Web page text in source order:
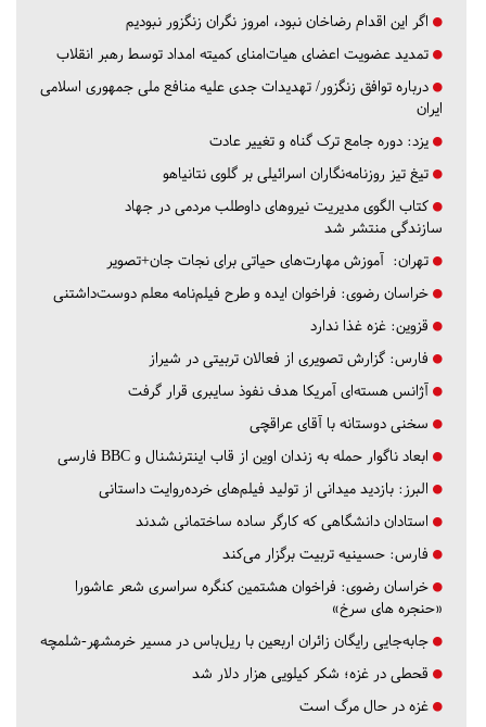
اگر این اقدام رضاخان نبود، امروز نگران زنگزور نبودیم
تمدید عضویت اعضای هیات‌امنای کمیته امداد توسط رهبر انقلاب
درباره توافق زنگزور/ تهدیدات جدی علیه منافع ملی جمهوری اسلامی
ایران
یزد: دوره جامع ترک گناه و تغییر عادت
تیغ تیز روزنامه‌نگاران اسرائیلی بر گلوی نتانیاهو
کتاب الگوی مدیریت نیروهای داوطلب مردمی در جهاد
سازندگی منتشر شد
تهران: آموزش مهارت‌های حیاتی برای نجات جان+تصویر
خراسان رضوی: فراخوان ایده و طرح فیلم‌نامه معلم دوست‌داشتنی
قزوین: غزه غذا ندارد
فارس: گزارش تصویری از فعالان تربیتی در شیراز
آژانس هسته‌ای آمریکا هدف نفوذ سایبری قرار گرفت
سخنی دوستانه با آقای عراقچی
ابعاد ناگوار حمله به زندان اوین از قاب اینترنشنال و BBC فارسی
البرز: بازدید میدانی از تولید فیلم‌های خرده‌روایت داستانی
استادان دانشگاهی که کارگر ساده ساختمانی شدند
فارس: حسینیه تربیت برگزار می‌کند
خراسان رضوی: فراخوان هشتمین کنگره سراسری شعر عاشورا
«حنجره های سرخ»
جابه‌جایی رایگان زائران اربعین با ریل‌باس در مسیر خرمشهر-شلمچه
قحطی در غزه؛ شکر کیلویی هزار دلار شد
غزه در حال مرگ است